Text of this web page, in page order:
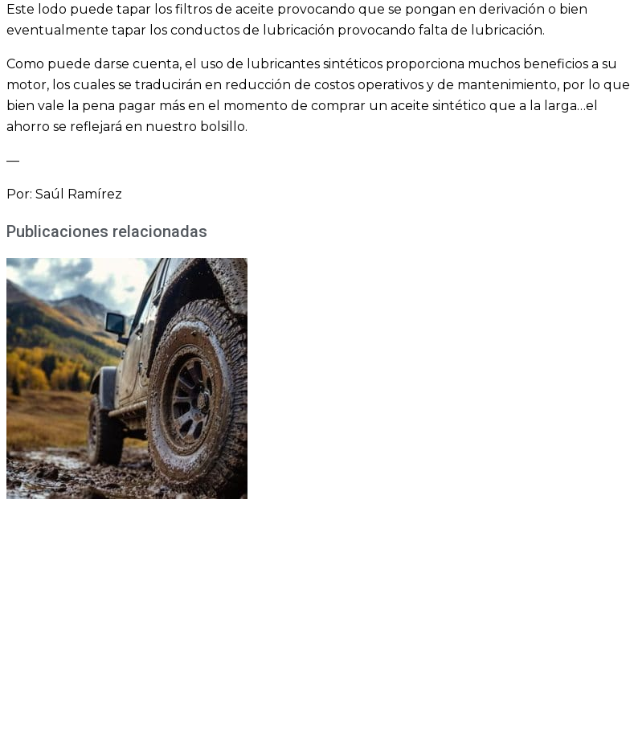
Este lodo puede tapar los filtros de aceite provocando que se pongan en derivación o bien
eventualmente tapar los conductos de lubricación provocando falta de lubricación.
Como puede darse cuenta, el uso de lubricantes sintéticos proporciona muchos beneficios a su
motor, los cuales se traducirán en reducción de costos operativos y de mantenimiento, por lo que
bien vale la pena pagar más en el momento de comprar un aceite sintético que a la larga…el
ahorro se reflejará en nuestro bolsillo.
—
Por: Saúl Ramírez
Publicaciones relacionadas